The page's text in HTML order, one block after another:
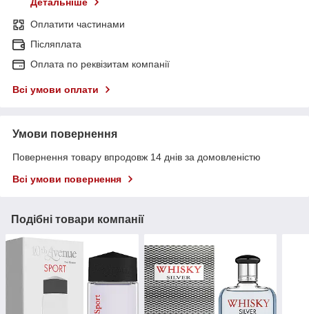
Детальніше
Оплатити частинами
Післяплата
Оплата по реквізитам компанії
Всі умови оплати
Умови повернення
Повернення товару впродовж 14 днів за домовленістю
Всі умови повернення
Подібні товари компанії